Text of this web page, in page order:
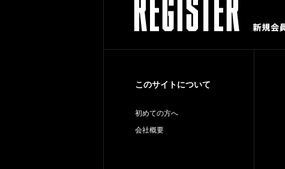
このサイトについて
初めての方へ
会社概要